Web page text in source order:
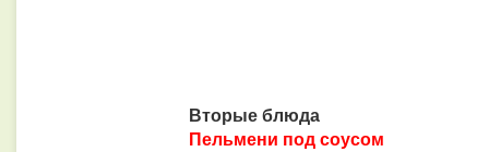
Вторые блюда
Пельмени под соусом